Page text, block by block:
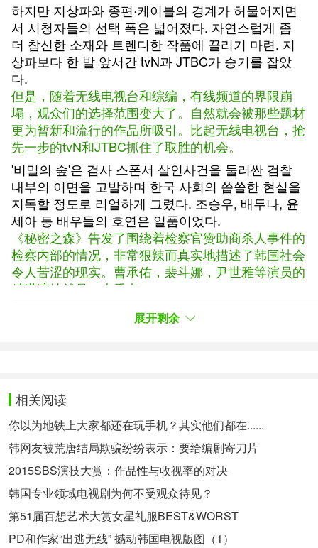
하지만 지상파와 종편·케이블의 경계가 허물어지면
서 시청자들의 선택 폭은 넓어졌다. 자연스럽게 좀
더 참신한 소재와 트렌디한 작품에 끌리기 마련. 지
상파보다 한 발 앞서간 tvN과 JTBC가 승기를 잡았
다.
但是，随着无线电视台和综编，有线频道的界限崩
塌，观众们的选择范围变大了。自然就会被那些题材
更为暂新和流行的作品所吸引。比起无线电视台，抢
先一步的tvN和JTBC抓住了取胜的机会。
'비밀의 숲'은 검사 스폰서 살인사건을 둘러싼 검찰
내부의 이면을 고발하며 한국 사회의 씁쓸한 현실을
지독할 정도로 리얼하게 그렸다. 조승우, 배두나, 윤
세아 등 배우들의 호연은 일품이었다.
《秘密之森》告发了围绕着检察官赞助商杀人事件的
检察内部的情况，非常狠辣而真实地描述了韩国社会
令人苦涩的现实。曹承佑，裴斗娜，尹世雅等演员的
精湛演技就是一大看点。
안길호 PD의 긴장감 넘치는 연출에 신예 이수연 작
가의 촘촘하면서 쫄깃한 스토리는 '웰메이드 작품' 찬
妍的致密而有嚼劲的故事足以让这部作品得到“制作
精良之作”的称赞。甚至得到了“大韩民国的电视剧被
划分为《秘密之森》前后”的称赞。
'품위있는 그녀'와 '미스티' 역시 지상파에서 볼 수 없
는 파격 소재와 미스터리한 스토리로 시청자들이 참
신하고 특별한 것에 대한 갈증을 해소했다. 금토 오
후 11시, 지상파 예능 프로그램들을 꺾고 시청률과
화제성, 작품성을 모두 가져갔다.
《有品位的她》和《迷雾》出人意料的题材和神秘故
展开剩余
相关阅读
你以为地铁上大家都还在玩手机？其实他们都在......
韩网友被荒唐结局欺骗纷纷表示：要给编剧寄刀片
2015SBS演技大赏：作品性与收视率的对决
韩国专业领域电视剧为何不受观众待见？
第51届百想艺术大赏女星礼服BEST&WORST
PD和作家“出逃无线” 撼动韩国电视版图（1）